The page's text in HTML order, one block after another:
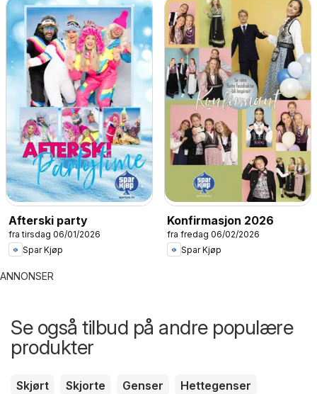
Afterski party
fra tirsdag 06/01/2026
Spar Kjøp
Konfirmasjon 2026
fra fredag 06/02/2026
Spar Kjøp
ANNONSER
Se også tilbud på andre populære
produkter
Skjørt Skjorte Genser
Hettegenser